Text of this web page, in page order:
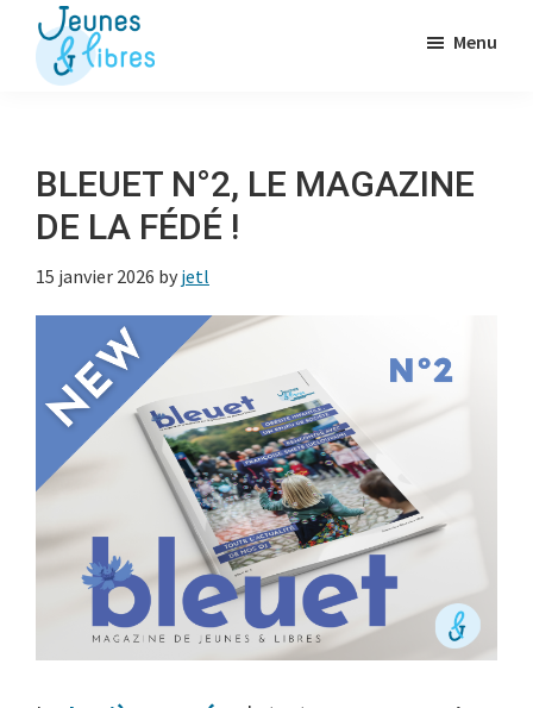
Passer
contenu
des
libérales
Menu
BLEUET N°2, LE MAGAZINE
DE LA FÉDÉ !
15 janvier 2026 by jetl